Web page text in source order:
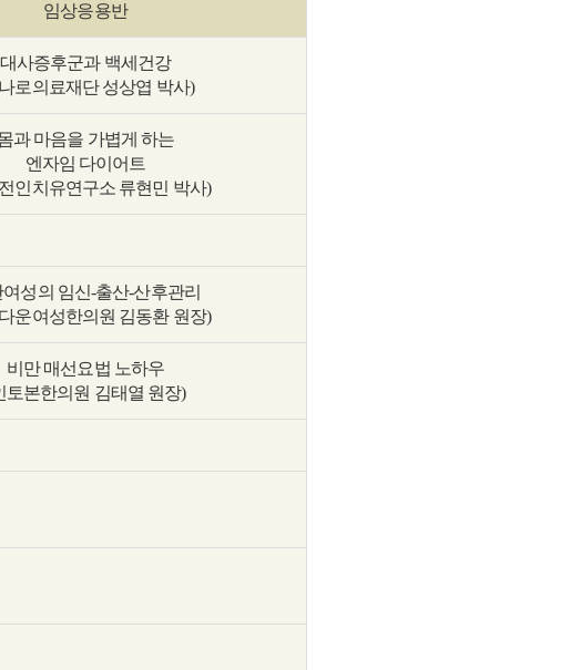
임상응용반
대사증후군과 백세건강
로의료재단 성상엽 박사)
과 마음을 가볍게 하는
엔자임 다이어트
인치유연구소 류현민 박사)
성의 임신-출산-산후관리
운여성한의원 김동환 원장)
비만 매선요법 노하우
토본한의원 김태열 원장)